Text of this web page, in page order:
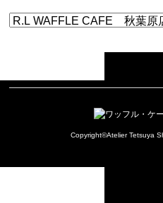
カ
ー
Copyright©Atelier Tetsuya